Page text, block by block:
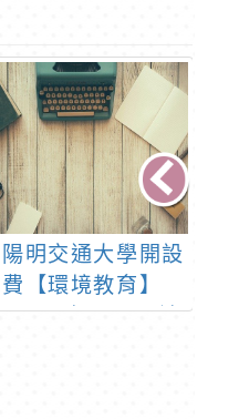
陽明交通大學開設
【環境教育】
相關三門遠